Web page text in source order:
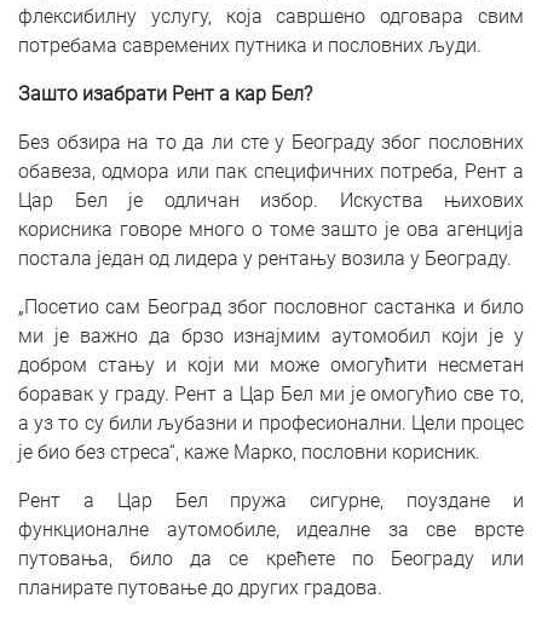
флексибилну услугу, која савршено одговара свим
потребама савремених путника и пословних људи.
Зашто изабрати Рент а кар Бел?
Без обзира на то да ли сте у Београду због пословних
обавеза, одмора или пак специфичних потреба, Рент а
Цар Бел је одличан избор. Искуства њихових
корисника говоре много о томе зашто је ова агенција
постала један од лидера у рентању возила у Београду.
„Посетио сам Београд због пословног састанка и било
ми је важно да брзо изнајмим аутомобил који је у
добром стању и који ми може омогућити несметан
боравак у граду. Рент а Цар Бел ми је омогућио све то,
а уз то су били љубазни и професионални. Цели процес
је био без стреса“, каже Марко, пословни корисник.
Рент а Цар Бел пружа сигурне, поуздане и
функционалне аутомобиле, идеалне за све врсте
путовања, било да се крећете по Београду или
планирате путовање до других градова.